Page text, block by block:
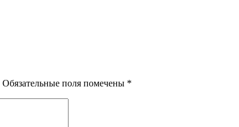
Обязательные поля помечены *